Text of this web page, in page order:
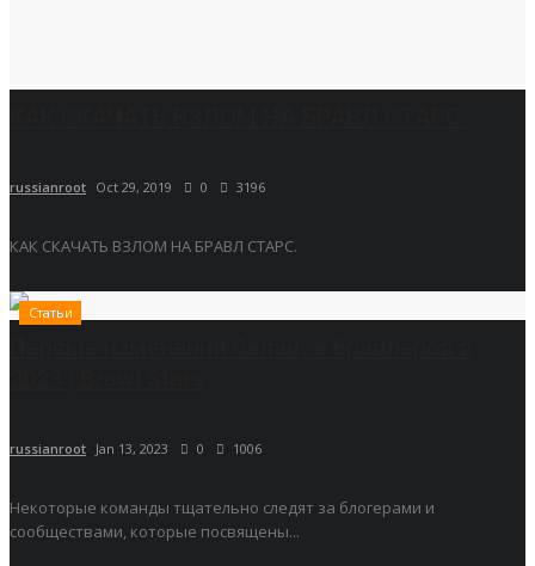
russianroot Oct 29, 2019 0 3196
КАК СКАЧАТЬ ВЗЛОМ НА БРАВЛ СТАРС.
Статьи
russianroot Jan 13, 2023 0 1006
Некоторые команды тщательно следят за блогерами и
сообществами, которые посвящены...